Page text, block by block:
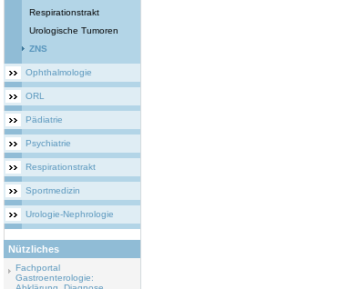
Respirationstrakt
Urologische Tumoren
ZNS
Ophthalmologie
ORL
Pädiatrie
Psychiatrie
Respirationstrakt
Sportmedizin
Urologie-Nephrologie
Nützliches
Fachportal
Gastroenterologie: